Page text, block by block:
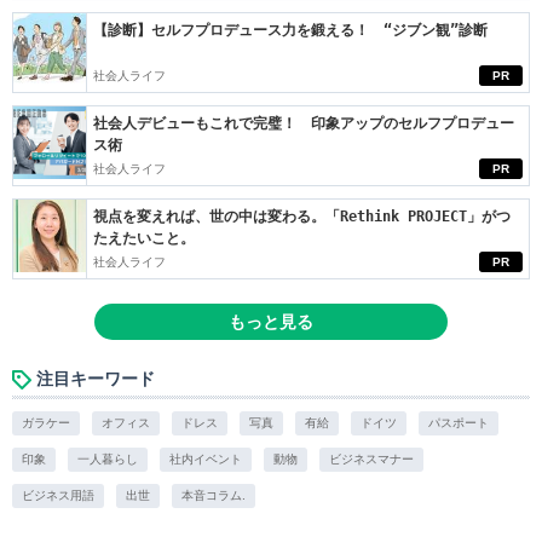
PR
【診断】セルフプロデュース力を鍛える！ “ジブン観”診断
社会人ライフ
PR
社会人デビューもこれで完璧！ 印象アップのセルフプロデュー
ス術
社会人ライフ
PR
視点を変えれば、世の中は変わる。「Rethink PROJECT」がつ
たえたいこと。
社会人ライフ
もっと見る
注目キーワード
ガラケー オフィス ドレス 写真 有給 ドイツ パスポート
印象 一人暮らし 社内イベント 動物 ビジネスマナー
ビジネス用語 出世 本音コラム.